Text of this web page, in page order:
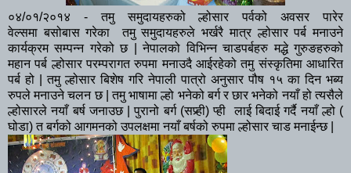
०४/०१/२०१४ - तमु समुदायहरुको ल्होसार पर्वको अवसर पारेर
वेल्समा बसोबास गरेका तमु समुदायहरुले भर्खरै मात्र ल्होसार पर्ब मनाउने
कार्यक्रम सम्पन्न गरेको छ |नेपालको विभिन्न चाडपर्बहरु मद्धे गुरुङहरुको
महान पर्ब ल्होसार परम्परागत रुपमा मनाउदै आईरहेको तमु संस्कृतिमा आधारित
पर्ब हो | तमु ल्होसार बिशेष गरि नेपाली पात्रो अनुसार पौष १५ का दिन भब्य
रुपले मनाउने चलन छ | तमु भाषामा ल्हो भनेको बर्ग र छार भनेको नयाँ हो त्यसैले
ल्होसारले नयाँ बर्ष जनाउछ | पुरानो बर्ग (सप्र्ही)प्ही
लाई बिदाई गर्दै नयाँ ल्हो (
घोडा) त बर्गको आगमनको उपलक्षमा नयाँ बर्षको रुपमा ल्होसार चाड मनाईन्छ |